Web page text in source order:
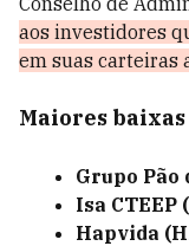
aos investidores
em suas carteiras
Maiores baixas
Grupo Pão
Isa CTEEP
Hapvida